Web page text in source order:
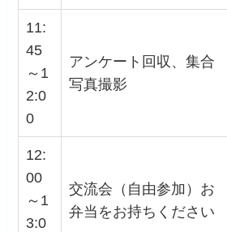
11:
45
～1
2:0
0
アンケート回収、集合
写真撮影
12:
00
～1
3:0
交流会（自由参加）お
弁当をお持ちください